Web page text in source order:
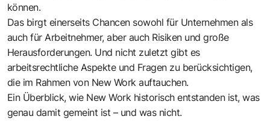
können.
Das birgt einerseits Chancen sowohl für Unternehmen als
auch für Arbeitnehmer, aber auch Risiken und große
Herausforderungen. Und nicht zuletzt gibt es
arbeitsrechtliche Aspekte und Fragen zu berücksichtigen,
die im Rahmen von New Work auftauchen.
Ein Überblick, wie New Work historisch entstanden ist, was
genau damit gemeint ist – und was nicht.